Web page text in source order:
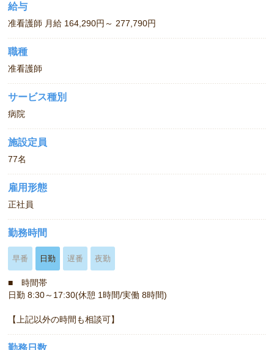
給与
准看護師 月給 164,290円～ 277,790円
職種
准看護師
サービス種別
病院
施設定員
77名
雇用形態
正社員
勤務時間
早番 日勤 遅番 夜勤
■ 時間帯
日勤 8:30～17:30(休憩 1時間/実働 8時間)
【上記以外の時間も相談可】
勤務日数